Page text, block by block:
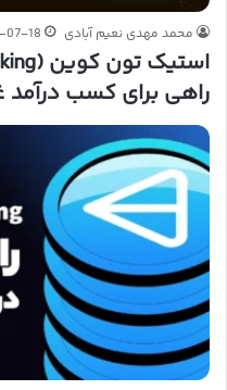
محمد مهدی نعیم آبادی 07-18
راهی برای کسب درآمد